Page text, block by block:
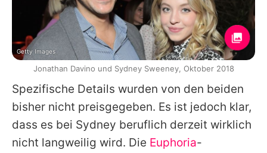
Spezifische Details wurden von den beiden
bisher nicht preisgegeben. Es ist jedoch klar,
dass es bei Sydney beruflich derzeit wirklich
nicht langweilig wird. Die Euphoria-
Getty Images
Jonathan Davino und Sydney Sweeney, Oktober 2018